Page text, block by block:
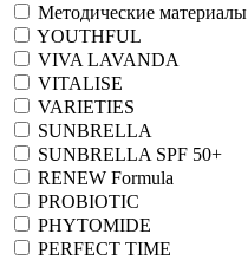
Методические материалы
YOUTHFUL
VIVA LAVANDA
VITALISE
VARIETIES
SUNBRELLA
SUNBRELLA SPF 50+
RENEW Formula
PROBIOTIC
PHYTOMIDE
PERFECT TIME